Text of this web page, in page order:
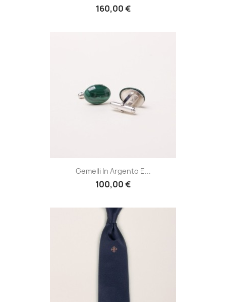
160,00 €
Gemelli In Argento E...
100,00 €